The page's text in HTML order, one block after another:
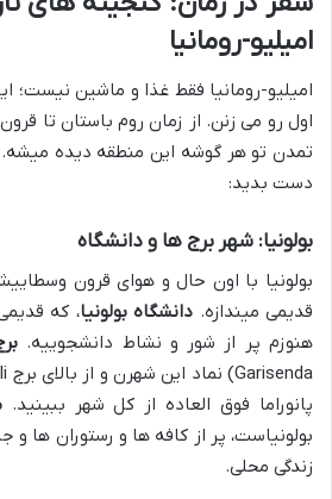
امیلیو-رومانیا
امیلیو-رومانیا فقط غذا و ماشین نیست؛
اول رو می زنن. از زمان روم باستان تا
تمدن تو هر گوشه این منطقه دیده میشه.
دست بدید:
بولونیا: شهر برج ها و دانشگاه
بولونیا با اون حال و هوای قرون
قدیمی میندازه. دانشگاه بولونیا، که
هنوزم پر از شور و نشاط دانشجوییه.
پانوراما فوق العاده از کل شهر ببینید.
بولونیاست، پر از کافه ها و رستوران
زندگی محلی.